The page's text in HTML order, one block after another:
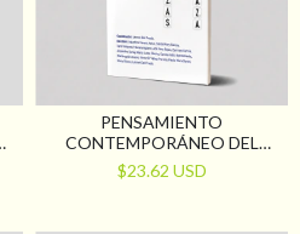
PENSAMIENTO
CONTEMPORÁNEO DEL
TRABAJO SOCIAL. LA
PROPUESTA DE MARGARITA
$23.62 USD